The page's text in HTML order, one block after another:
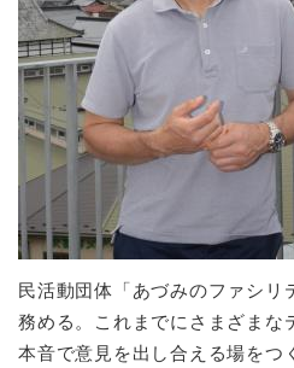
民活動団体「あづみのファシリ
務める。これまでにさまざまな
本音で意見を出し合える場をつ